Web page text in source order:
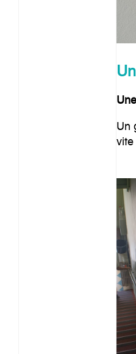
Un
vite